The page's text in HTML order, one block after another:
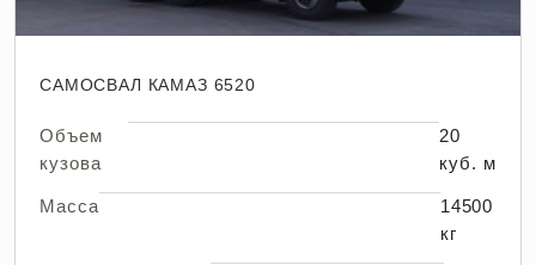
САМОСВАЛ КАМАЗ 6520
Объем
кузова
20
куб. м
Масса
14500
кг